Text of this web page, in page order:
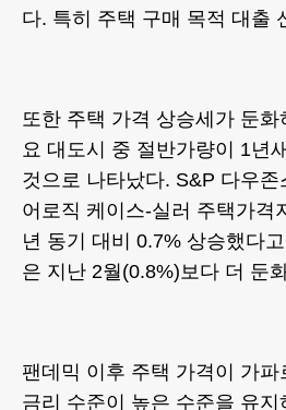
다. 특히 주택 구매 목적 대출
또한 주택 가격 상승세가 둔
요 대도시 중 절반가량이 1년
것으로 나타났다. S&P 다우존
어로직 케이스-실러 주택가격
년 동기 대비 0.7% 상승했다
은 지난 2월(0.8%)보다 더 둔
팬데믹 이후 주택 가격이 가파
금리 수준이 높은 수준을 유